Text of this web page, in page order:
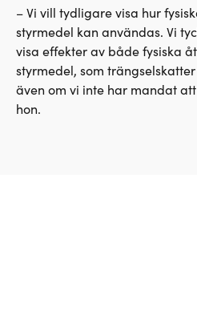
– Vi vill tydligare visa hur
styrmedel kan användas. Vi
visa effekter av både fysiska
styrmedel, som
även om vi inte har mandat
hon.